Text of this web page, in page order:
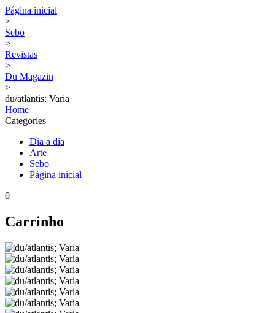
Página inicial
>
Sebo
>
Revistas
>
Du Magazin
>
du/atlantis; Varia
Home
Categories
Dia a dia
Arte
Sebo
Página inicial
0
Carrinho